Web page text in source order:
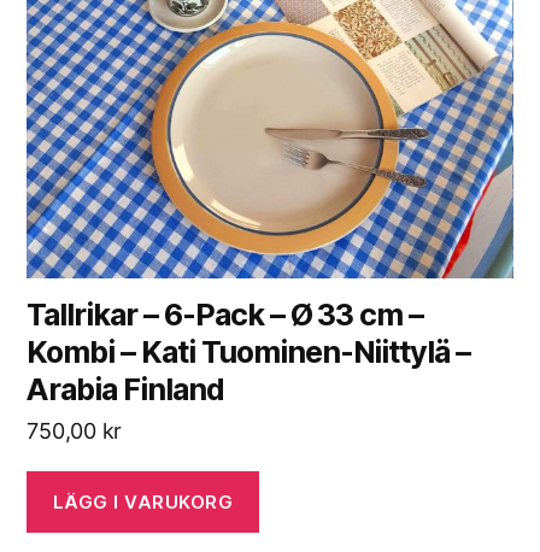
Tallrikar – 6-Pack – Ø 33 cm –
Kombi – Kati Tuominen-Niittylä –
Arabia Finland
750,00 kr
LÄGG I VARUKORG